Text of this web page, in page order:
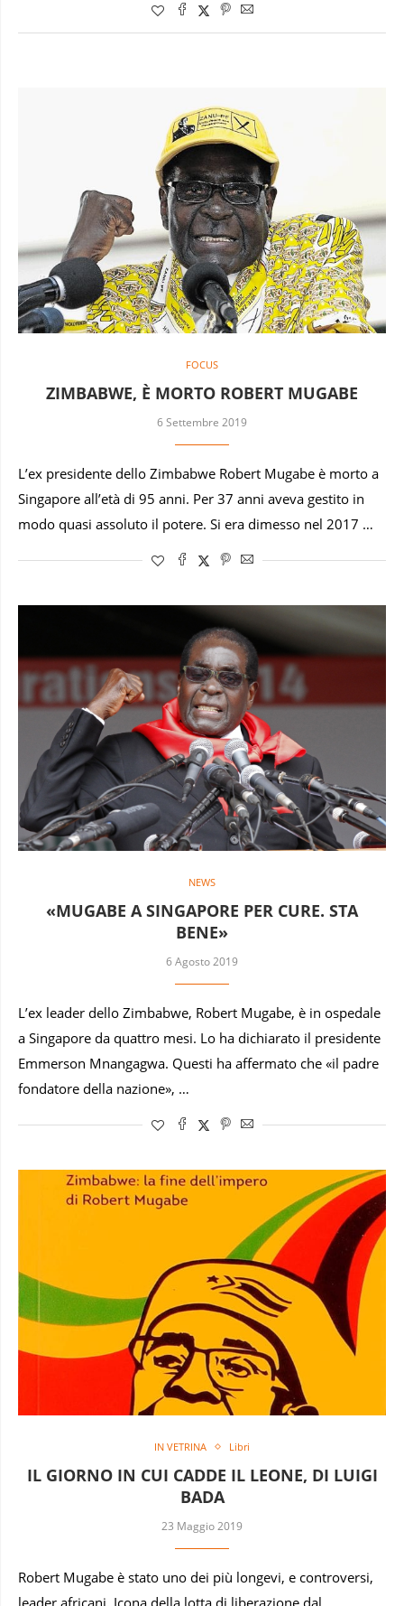
FOCUS
ZIMBABWE, È MORTO ROBERT MUGABE
6 Settembre 2019
L’ex presidente dello Zimbabwe Robert Mugabe è morto a
Singapore all’età di 95 anni. Per 37 anni aveva gestito in
modo quasi assoluto il potere. Si era dimesso nel 2017 …
NEWS
«MUGABE A SINGAPORE PER CURE. STA
BENE»
6 Agosto 2019
L’ex leader dello Zimbabwe, Robert Mugabe, è in ospedale
a Singapore da quattro mesi. Lo ha dichiarato il presidente
Emmerson Mnangagwa. Questi ha affermato che «il padre
fondatore della nazione», …
IN VETRINA Libri
IL GIORNO IN CUI CADDE IL LEONE, DI LUIGI
BADA
23 Maggio 2019
Robert Mugabe è stato uno dei più longevi, e controversi,